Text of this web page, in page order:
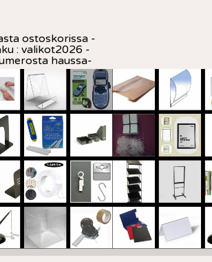
ostoskorissa -
: valikot2026 -
haussa-